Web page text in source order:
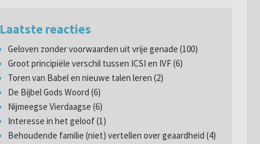
Laatste reacties
Geloven zonder voorwaarden uit vrije genade (100)
Groot principiële verschil tussen ICSI en IVF (6)
Toren van Babel en nieuwe talen leren (2)
De Bijbel Gods Woord (6)
Nijmeegse Vierdaagse (6)
Interesse in het geloof (1)
Behoudende familie (niet) vertellen over geaardheid (4)